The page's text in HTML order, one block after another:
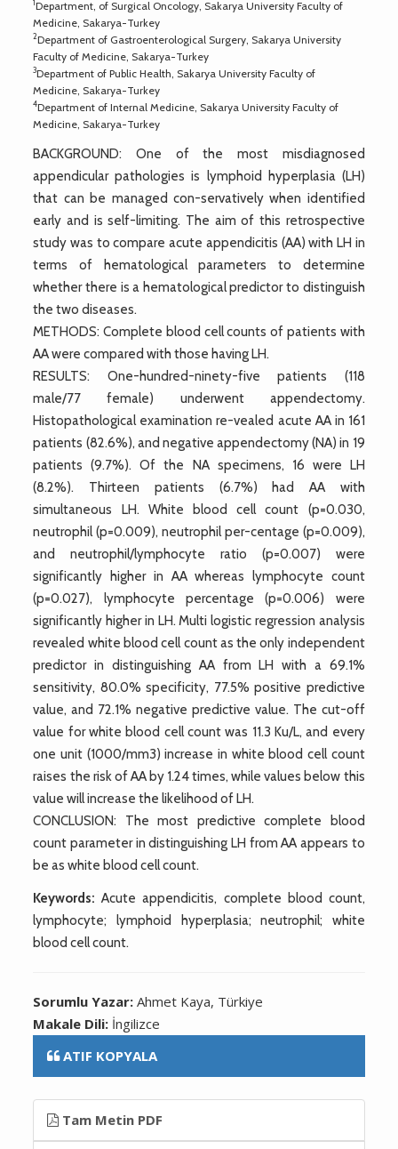
1Department, of Surgical Oncology, Sakarya University Faculty of
Medicine, Sakarya-Turkey
2Department of Gastroenterological Surgery, Sakarya University
Faculty of Medicine, Sakarya-Turkey
3Department of Public Health, Sakarya University Faculty of
Medicine, Sakarya-Turkey
4Department of Internal Medicine, Sakarya University Faculty of
Medicine, Sakarya-Turkey
BACKGROUND: One of the most misdiagnosed
appendicular pathologies is lymphoid hyperplasia (LH)
that can be managed con-servatively when identified
early and is self-limiting. The aim of this retrospective
study was to compare acute appendicitis (AA) with LH in
terms of hematological parameters to determine
whether there is a hematological predictor to distinguish
the two diseases.
METHODS: Complete blood cell counts of patients with
AA were compared with those having LH.
RESULTS: One-hundred-ninety-five patients (118
male/77 female) underwent appendectomy.
Histopathological examination re-vealed acute AA in 161
patients (82.6%), and negative appendectomy (NA) in 19
patients (9.7%). Of the NA specimens, 16 were LH
(8.2%). Thirteen patients (6.7%) had AA with
simultaneous LH. White blood cell count (p=0.030,
neutrophil (p=0.009), neutrophil per-centage (p=0.009),
and neutrophil/lymphocyte ratio (p=0.007) were
significantly higher in AA whereas lymphocyte count
(p=0.027), lymphocyte percentage (p=0.006) were
significantly higher in LH. Multi logistic regression analysis
revealed white blood cell count as the only independent
predictor in distinguishing AA from LH with a 69.1%
sensitivity, 80.0% specificity, 77.5% positive predictive
value, and 72.1% negative predictive value. The cut-off
value for white blood cell count was 11.3 Ku/L, and every
one unit (1000/mm3) increase in white blood cell count
raises the risk of AA by 1.24 times, while values below this
value will increase the likelihood of LH.
CONCLUSION: The most predictive complete blood
count parameter in distinguishing LH from AA appears to
be as white blood cell count.
Keywords: Acute appendicitis, complete blood count,
lymphocyte; lymphoid hyperplasia; neutrophil; white
blood cell count.
Sorumlu Yazar:Ahmet Kaya, Türkiye
Makale Dili: İngilizce
ATIF KOPYALA
Tam Metin PDF